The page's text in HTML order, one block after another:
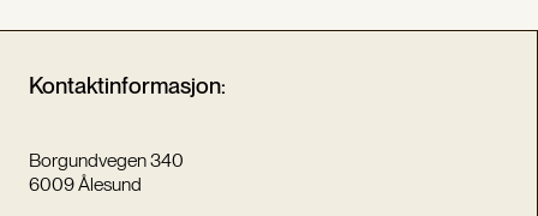
Kontaktinformasjon:
Borgundvegen 340
6009 Ålesund